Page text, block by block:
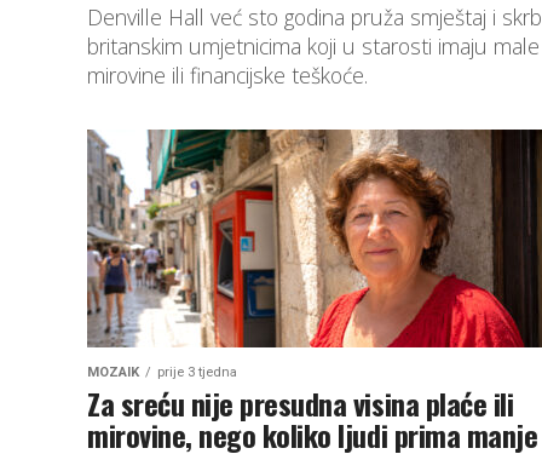
Denville Hall već sto godina pruža smještaj i skrb
britanskim umjetnicima koji u starosti imaju male
mirovine ili financijske teškoće.
MOZAIK prije 3 tjedna
Za sreću nije presudna visina plaće ili
mirovine, nego koliko ljudi prima manje